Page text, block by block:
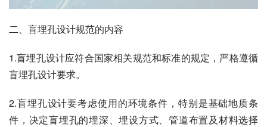
二、盲埋孔设计规范的内容
1.盲埋孔设计应符合国家相关规范和标准的规定，严格遵循
盲埋孔设计要求。
2.盲埋孔设计要考虑使用的环境条件，特别是基础地质条
件，决定盲埋孔的埋深、埋设方式、管道布置及材料选择